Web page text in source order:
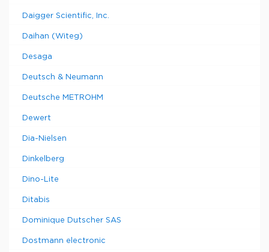
Daigger Scientific, Inc.
Daihan (Witeg)
Desaga
Deutsch & Neumann
Deutsche METROHM
Dewert
Dia-Nielsen
Dinkelberg
Dino-Lite
Ditabis
Dominique Dutscher SAS
Dostmann electronic